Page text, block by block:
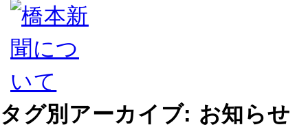
タグ別アーカイブ: お知らせ